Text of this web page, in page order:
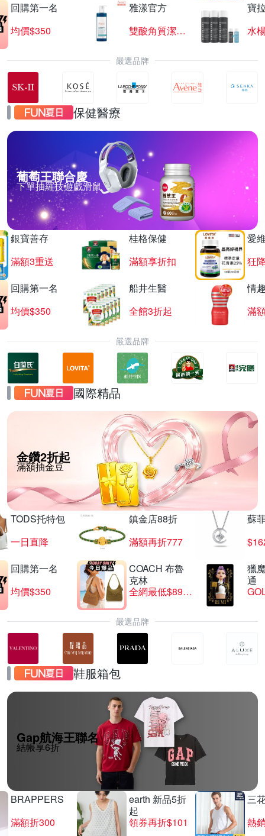
回購第一名
均價$350
雅漾官方
雙酸角質潔膚露
寶
水
嚴選品牌
保健醫療
葡萄王聯合慶
下單抽羅技遊戲滑鼠
銀寶善存
滿額3重送
桂格保健
滿額享折扣
愛
狂
回購第一名
均價$350
船井生醫
全館3折起
情
滿
嚴選品牌
國際精品
金鑽2折起
滿額抽金豆
TODS托特包
一日直降
鎮金店88折
滿額再折777
蘇
回購第一名
均價$350
COACH 布魯
克林
全網最低$8999
獵
通
嚴選品牌
鞋服箱包
Gap航海王聯名
結帳享6折
BRAPPERS
滿額折300
earth 新品5折
起
領券再折$101
三
熱